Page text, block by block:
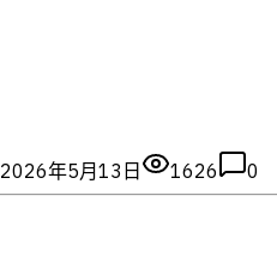
2026年5月13日 1626 0